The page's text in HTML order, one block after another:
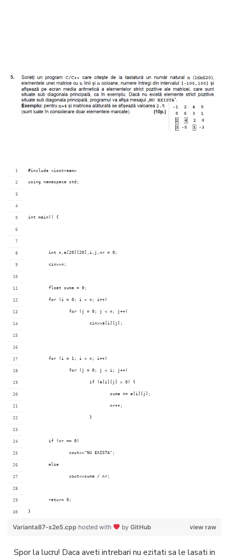
#include <iostream>
using namespace std;
int main() {
	int n,a[20][20],i,j,nr = 0;
	cin>>n;
	float suma = 0;
	for (i = 0; i < n; i++)
		for (j = 0; j < n; j++)
			cin>>a[i][j];
	for (i = 1; i < n; i++)
		for (j = 0; j < i; j++)
			if (a[i][j] > 0) {
				suma += a[i][j];
				nr++;
			}
	if (nr == 0)
		cout<<"NU EXISTA";
	else
		cout<<suma / nr;
	return 0;
}
view raw
Varianta87-s2e5.cpp hosted with by GitHub
Spor la lucru! Daca aveti intrebari nu ezitati sa le lasati in